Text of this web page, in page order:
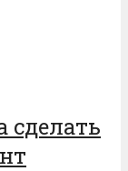
сделать